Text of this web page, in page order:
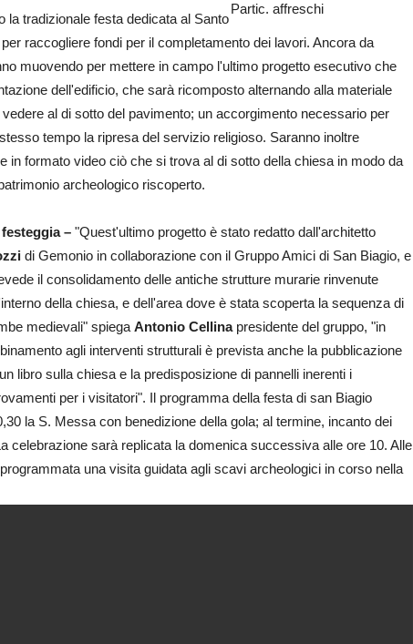
Partic. affreschi
la tradizionale festa dedicata al Santo
raccogliere fondi per il completamento dei lavori. Ancora da
muovendo per mettere in campo l'ultimo progetto esecutivo che
dell'edificio, che sarà ricomposto alternando alla materiale
al di sotto del pavimento; un accorgimento necessario per
tempo la ripresa del servizio religioso. Saranno inoltre
in formato video ciò che si trova al di sotto della chiesa in modo da
archeologico riscoperto.
– "Quest'ultimo progetto è stato redatto dall'architetto
di Gemonio in collaborazione con il Gruppo Amici di San Biagio, e
il consolidamento delle antiche strutture murarie rinvenute
della chiesa, e dell'area dove è stata scoperta la sequenza di
medievali" spiega Antonio Cellinapresidente del gruppo, "in
agli interventi strutturali è prevista anche la pubblicazione
libro sulla chiesa e la predisposizione di pannelli inerenti i
per i visitatori". Il programma della festa di san Biagio
la S. Messa con benedizione della gola; al termine, incanto dei
celebrazione sarà replicata la domenica successiva alle ore 10. Alle
una visita guidata agli scavi archeologici in corso nella